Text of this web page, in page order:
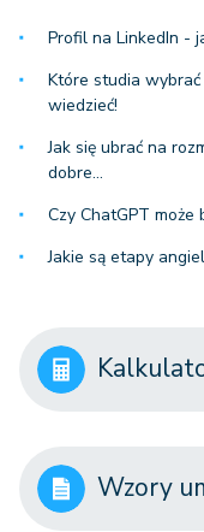
Profil na LinkedIn -
Które studia
wiedzieć!
Jak się ubrać na
dobre…
Czy ChatGPT
Jakie są etapy
Wzory